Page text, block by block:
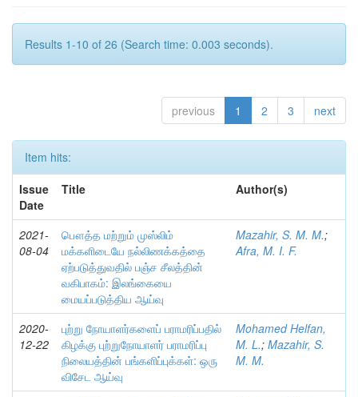
Results 1-10 of 26 (Search time: 0.003 seconds).
previous 1 2 3 next
Item hits:
Issue
Date
Title Author(s)
2021-
08-04
பௌத்த மற்றும் முஸ்லிம்
மக்களிடையே நல்லிணக்கத்தை
ஏற்படுத்துவதில் பஞ்ச சீலத்தின்
வகிபாகம்: இலங்கையை
மையப்படுத்திய ஆய்வு
Mazahir, S. M. M.;
Afra, M. I. F.
2020-
12-22
புற்று நோயாளர்களைப் பராமரிப்பதில்
கிழக்கு புற்றுநோயாளர் பராமரிப்பு
நிலையத்தின் பங்களிப்புக்கள்: ஒரு
விசேட ஆய்வு
Mohamed Helfan,
M. L.; Mazahir, S.
M. M.